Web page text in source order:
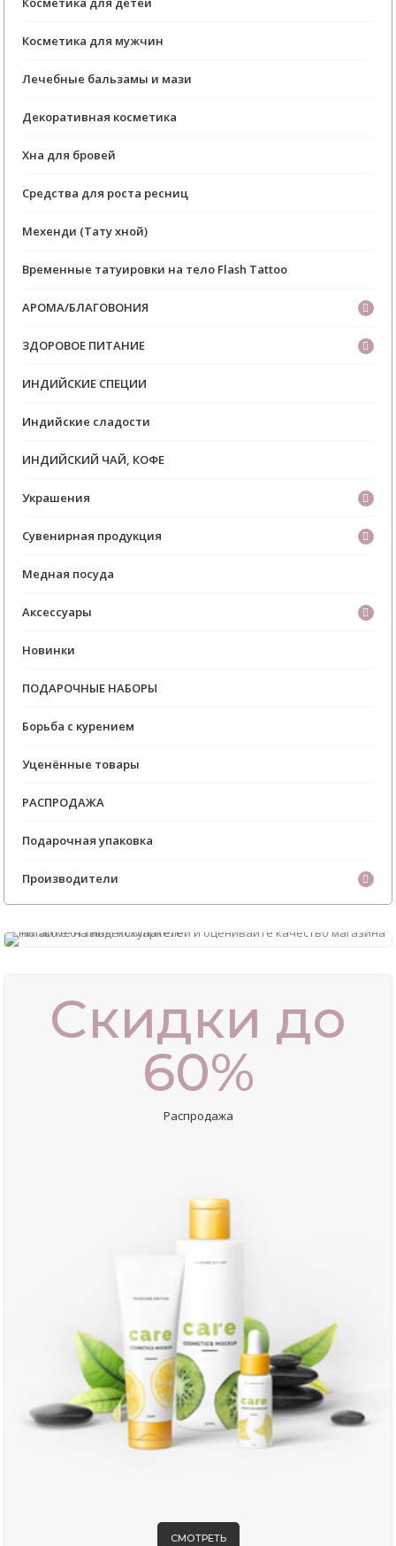
Косметика для мужчин
Лечебные бальзамы и мази
Декоративная косметика
Хна для бровей
Средства для роста ресниц
Мехенди (Тату хной)
Временные татуировки на тело Flash Tattoo
АРОМА/БЛАГОВОНИЯ
ЗДОРОВОЕ ПИТАНИЕ
ИНДИЙСКИЕ СПЕЦИИ
Индийские сладости
ИНДИЙСКИЙ ЧАЙ, КОФЕ
Украшения
Сувенирная продукция
Медная посуда
Аксессуары
Новинки
ПОДАРОЧНЫЕ НАБОРЫ
Борьба с курением
Уценённые товары
РАСПРОДАЖА
Подарочная упаковка
Производители
Скидки до
60%
Распродажа
СМОТРЕТЬ